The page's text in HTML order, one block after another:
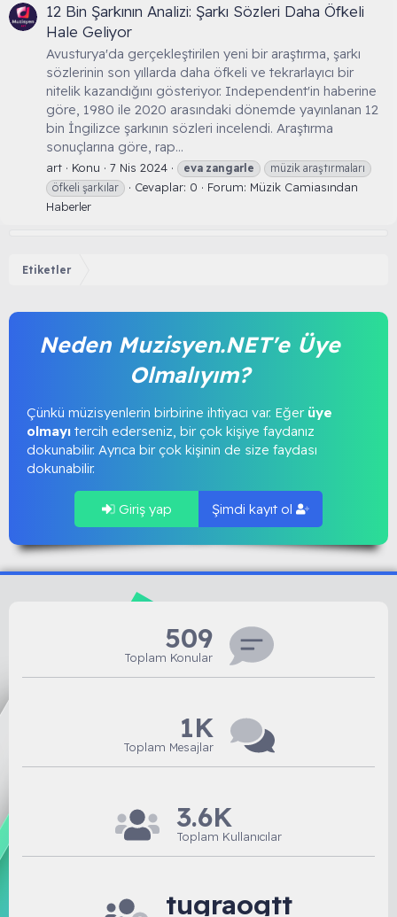
12 Bin Şarkının Analizi: Şarkı Sözleri Daha Öfkeli
Hale Geliyor
Avusturya'da gerçekleştirilen yeni bir araştırma, şarkı
sözlerinin son yıllarda daha öfkeli ve tekrarlayıcı bir
nitelik kazandığını gösteriyor. Independent'in haberine
göre, 1980 ile 2020 arasındaki dönemde yayınlanan 12
bin İngilizce şarkının sözleri incelendi. Araştırma
sonuçlarına göre, rap...
art Konu 7 Nis 2024 eva zangarle
müzik araştırmaları
öfkeli şarkılar
Cevaplar: 0 Forum: Müzik Camiasından
Haberler
Etiketler
Neden Muzisyen.NET'e Üye
Olmalıyım?
Çünkü müzisyenlerin birbirine ihtiyacı var. Eğer üye
olmayı tercih ederseniz, bir çok kişiye faydanız
dokunabilir. Ayrıca bir çok kişinin de size faydası
dokunabilir.
Giriş yap Şimdi kayıt ol
509
Toplam Konular
1K
Toplam Mesajlar
3.6K
Toplam Kullanıcılar
tugraogtt